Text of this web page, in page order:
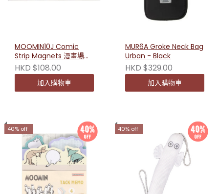
MOOMIN10J Comic
Strip Magnets 漫畫場景
磁鐵貼
HKD $108.00
加入購物車
MUR6A Groke Neck Bag
Urban - Black
HKD $329.00
加入購物車
40% off 40% off